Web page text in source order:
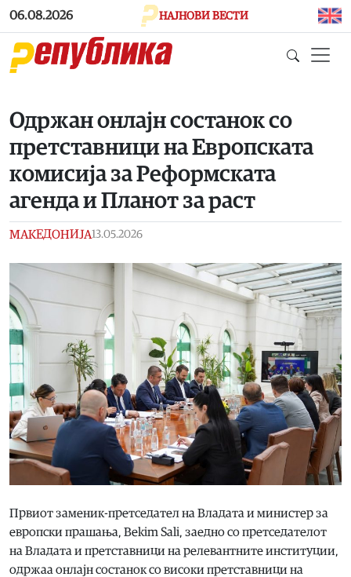
Skip to main content
06.08.2026 НАЈНОВИ ВЕСТИ
Одржан онлајн состанок со
претставници на Европската
комисија за Реформската
агенда и Планот за раст
МАКЕДОНИЈА13.05.2026
Првиот заменик-претседател на Владата и министер за
европски прашања, Bekim Sali, заедно со претседателот
на Владата и претставници на релевантните институции,
одржаа онлајн состанок со високи претставници на